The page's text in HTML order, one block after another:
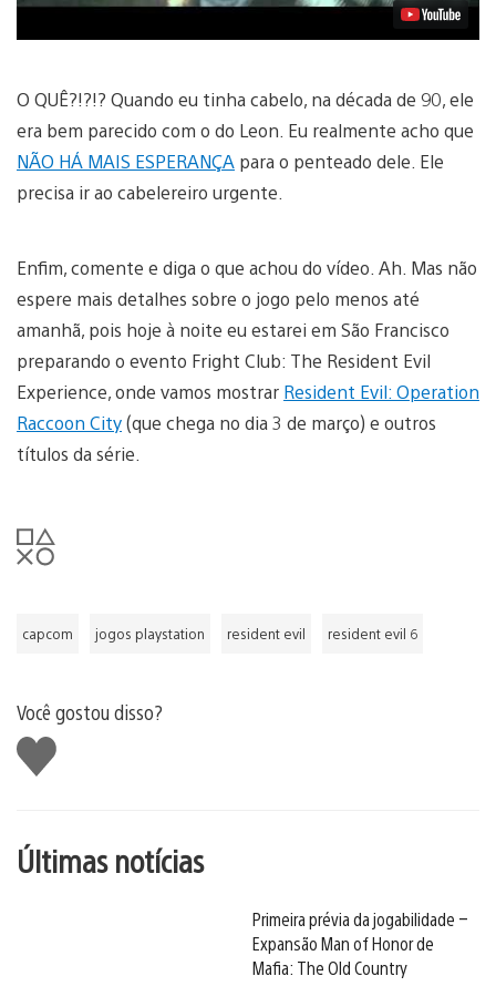
O QUÊ?!?!? Quando eu tinha cabelo, na década de 90, ele
era bem parecido com o do Leon. Eu realmente acho que
NÃO HÁ MAIS ESPERANÇA para o penteado dele. Ele
precisa ir ao cabelereiro urgente.
Enfim, comente e diga o que achou do vídeo. Ah. Mas não
espere mais detalhes sobre o jogo pelo menos até
amanhã, pois hoje à noite eu estarei em São Francisco
preparando o evento Fright Club: The Resident Evil
Experience, onde vamos mostrar Resident Evil: Operation
Raccoon City(que chega no dia 3 de março) e outros
títulos da série.
capcom jogos playstation resident evil resident evil 6
Você gostou disso?
Curtir
Últimas notícias
Primeira prévia da jogabilidade –
Expansão Man of Honor de
Mafia: The Old Country